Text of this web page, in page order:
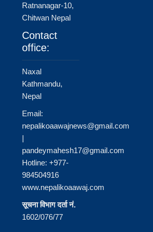
Ratnanagar-10,
Chitwan Nepal
Contact
office:
Naxal
Kathmandu,
Nepal
Email:
nepalikoaawajnews@gmail.com
|
pandeymahesh17@gmail.com
Hotline: +977-
984504916
www.nepalikoaawaj.com
सूचना विभाग दर्ता नं.
1602/076/77